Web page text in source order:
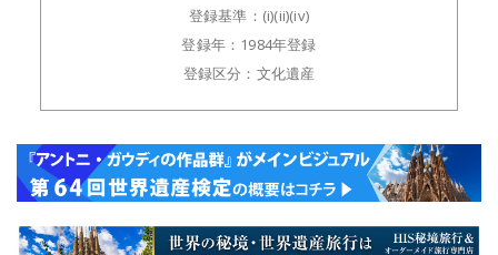
登録基準：(i)(ii)(iv)
登録年：1984年登録
登録区分：文化遺産